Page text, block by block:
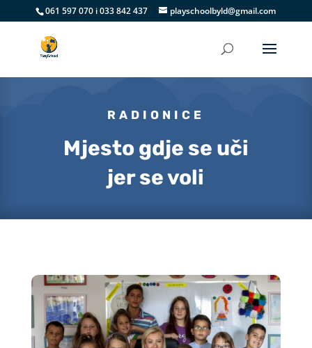
061 597 070 i 033 842 437 playschoolbyld@gmail.com
RADIONICE
Mjesto gdje se uči
jer se voli